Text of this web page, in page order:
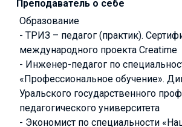
Преподаватель о себе
Образование
- ТРИЗ – педагог (практик).
международного проекта Creatime
- Инженер-педагог по
«Профессиональное обучение».
Уральского государственного
педагогического университета
- Экономист по специальности